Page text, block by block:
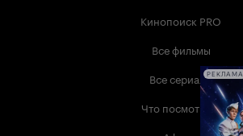
Кинопоиск PRO
Все фильмы
Все сериалы
Что посмотреть
РЕКЛАМА